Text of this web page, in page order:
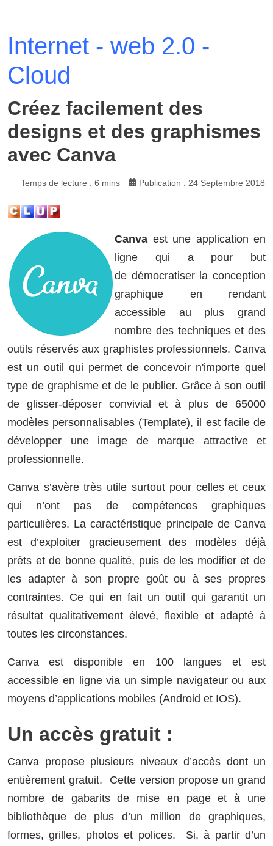
Internet - web 2.0 -
Cloud
Créez facilement des
designs et des graphismes
avec Canva
Temps de lecture : 6 mins Publication : 24 Septembre 2018
Canva est une application en
ligne qui a pour but
de démocratiser la conception
graphique en rendant
accessible au plus grand
nombre des techniques et des
outils réservés aux graphistes professionnels. Canva
est un outil qui permet de concevoir n'importe quel
type de graphisme et de le publier. Grâce à son outil
de glisser-déposer convivial et à plus de 65000
modèles personnalisables (Template), il est facile de
développer une image de marque attractive et
professionnelle.
Canva s’avère très utile surtout pour celles et ceux
qui n’ont pas de compétences graphiques
particulières. La caractéristique principale de Canva
est d’exploiter gracieusement des modèles déjà
prêts et de bonne qualité, puis de les modifier et de
les adapter à son propre goût ou à ses propres
contraintes. Ce qui en fait un outil qui garantit un
résultat qualitativement élevé, flexible et adapté à
toutes les circonstances.
Canva est disponible en 100 langues et est
accessible en ligne via un simple navigateur ou aux
moyens d’applications mobiles (Android et IOS).
Un accès gratuit :
Canva propose plusieurs niveaux d’accès dont un
entièrement gratuit. Cette version propose un grand
nombre de gabarits de mise en page et à une
bibliothèque de plus d’un million de graphiques,
formes, grilles, photos et polices. Si, à partir d’un